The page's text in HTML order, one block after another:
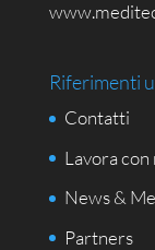
Riferimenti
Contatti
Lavora con
News &
Partners